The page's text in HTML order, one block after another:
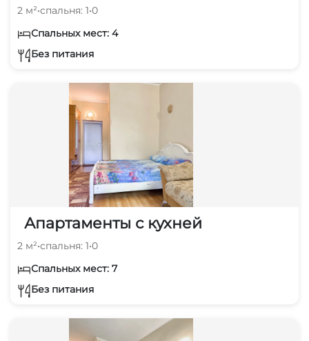
2 м²•спальня: 1•0
Спальных мест: 4
Без питания
Апартаменты с кухней
2 м²•спальня: 1•0
Спальных мест: 7
Без питания